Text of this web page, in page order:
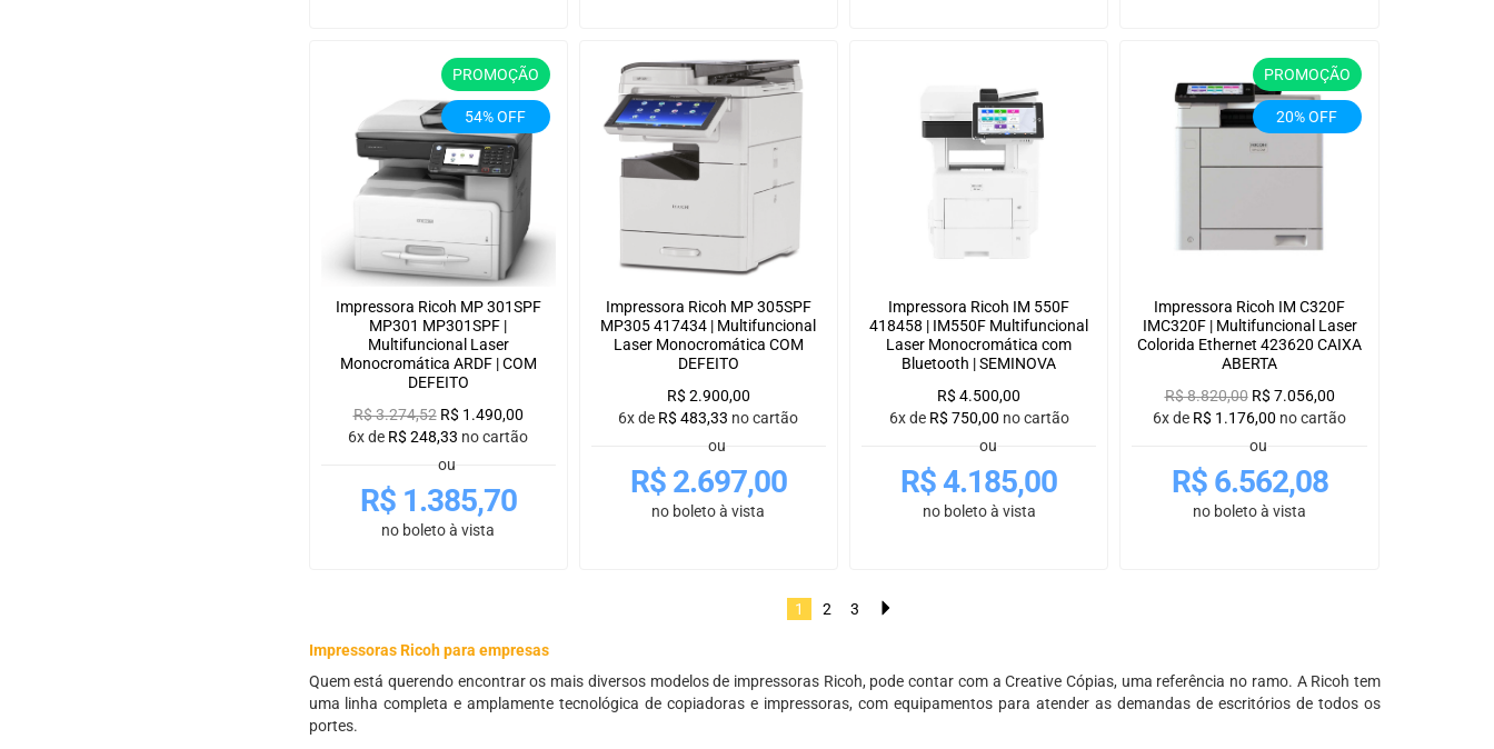
PROMOÇÃO
54% OFF
Impressora Ricoh MP 301SPF
MP301 MP301SPF |
Multifuncional Laser
Monocromática ARDF | COM
DEFEITO
R$3.274,52 R$ 1.490,00
6x de R$ 248,33 no cartão
ou
R$1.385,70
no boleto à vista
Impressora Ricoh MP 305SPF
MP305 417434 | Multifuncional
Laser Monocromática COM
DEFEITO
R$ 2.900,00
6x de R$ 483,33 no cartão
ou
R$2.697,00
no boleto à vista
Impressora Ricoh IM 550F
418458 | IM550F Multifuncional
Laser Monocromática com
Bluetooth | SEMINOVA
R$ 4.500,00
6x de R$ 750,00 no cartão
ou
R$4.185,00
no boleto à vista
PROMOÇÃO
20% OFF
Impressora Ricoh IM C320F
IMC320F | Multifuncional Laser
Colorida Ethernet 423620 CAIXA
ABERTA
R$8.820,00 R$ 7.056,00
6x de R$ 1.176,00 no cartão
ou
R$6.562,08
no boleto à vista
1 2 3
Impressoras Ricoh para empresas
Quem está querendo encontrar os mais diversos modelos de impressoras Ricoh, pode contar com a Creative Cópias, uma referência no ramo. A Ricoh tem
uma linha completa e amplamente tecnológica de copiadoras e impressoras, com equipamentos para atender as demandas de escritórios de todos os
portes.